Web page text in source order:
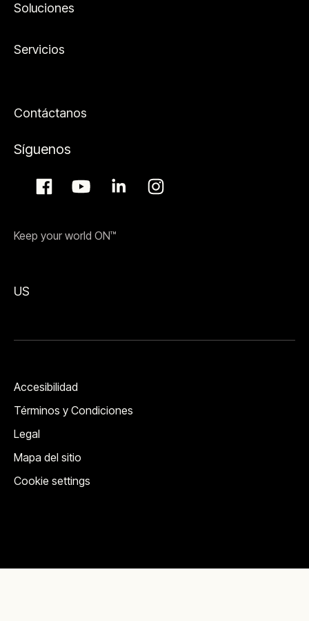
Soluciones
Servicios
Contáctanos
Síguenos
Keep your world ON™
US
Accesibilidad
Términos y Condiciones
Legal
Mapa del sitio
Cookie settings